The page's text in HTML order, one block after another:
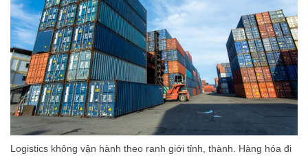
Logistics không vận hành theo ranh giới tỉnh, thành. Hàng hóa đi